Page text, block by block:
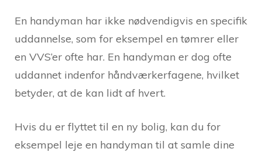
En handyman har ikke nødvendigvis en specifik
uddannelse, som for eksempel en tømrer eller
en VVS’er ofte har. En handyman er dog ofte
uddannet indenfor håndværkerfagene, hvilket
betyder, at de kan lidt af hvert.
Hvis du er flyttet til en ny bolig, kan du for
eksempel leje en handyman til at samle dine